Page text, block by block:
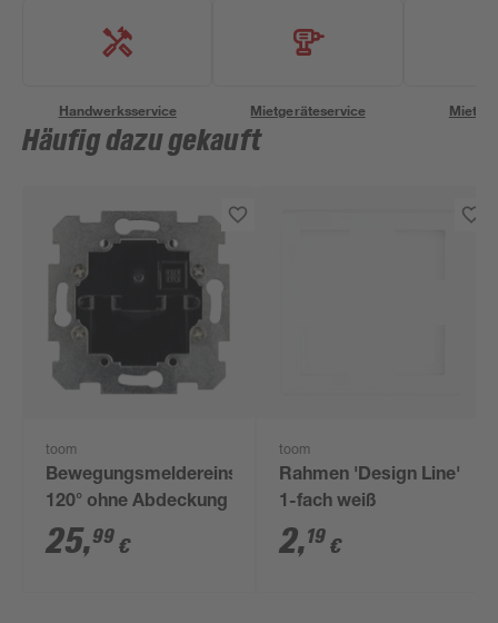
Handwerksservice Mietgeräteservice
Häufig dazu gekauft
toom
Bewegungsmeldereinsatz
120° ohne Abdeckung
25,99 €
toom
Rahmen 'Design Line'
1-fach weiß
2,19 €